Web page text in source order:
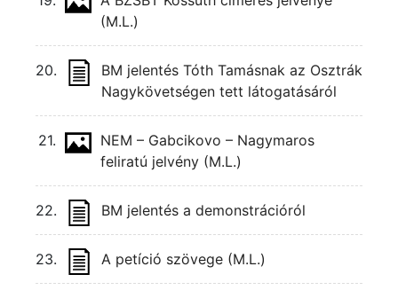
(M.L.)
20.
BM jelentés Tóth Tamásnak az Osztrák
Nagykövetségen tett látogatásáról
21.
NEM – Gabcikovo – Nagymaros
feliratú jelvény (M.L.)
22. BM jelentés a demonstrációról
23. A petíció szövege (M.L.)